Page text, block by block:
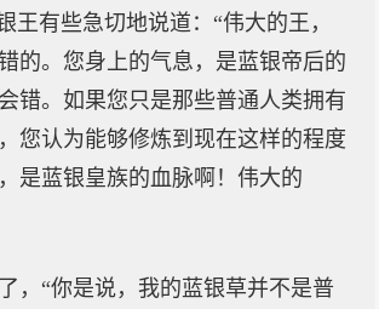
王有些急切地说道：“伟大的王，
的。您身上的气息，是蓝银帝后的
错。如果您只是那些普通人类拥有
您认为能够修炼到现在这样的程度
是蓝银皇族的血脉啊！伟大的
，“你是说，我的蓝银草并不是普